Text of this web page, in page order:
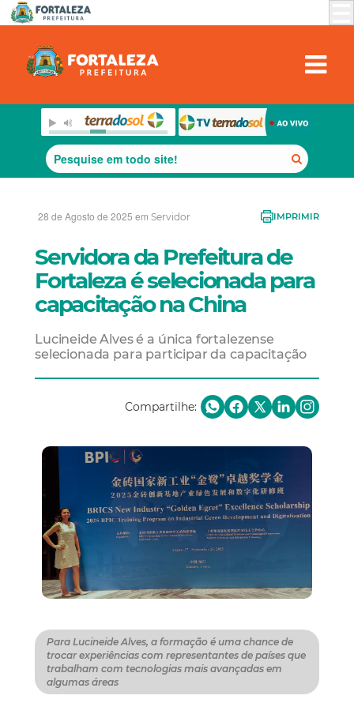
28 de Agosto de 2025 em Servidor IMPRIMIR
Servidora da Prefeitura de
Fortaleza é selecionada para
capacitação na China
Lucineide Alves é a única fortalezense
selecionada para participar da capacitação
Compartilhe:
Para Lucineide Alves, a formação é uma chance de
trocar experiências com representantes de países que
trabalham com tecnologias mais avançadas em
algumas áreas